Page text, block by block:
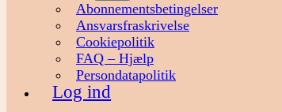
Abonnementsbetingelser
Ansvarsfraskrivelse
Cookiepolitik
FAQ – Hjælp
Persondatapolitik
Log ind